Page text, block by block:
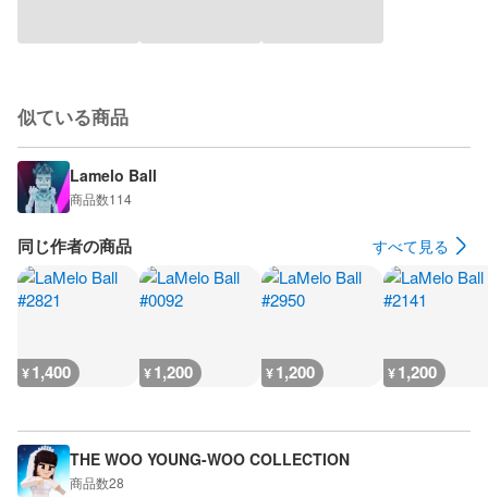
似ている商品
Lamelo Ball
商品数114
同じ作者の商品 すべて見る
¥1,400 ¥1,200 ¥1,200 ¥1,200
THE WOO YOUNG-WOO COLLECTION
商品数28